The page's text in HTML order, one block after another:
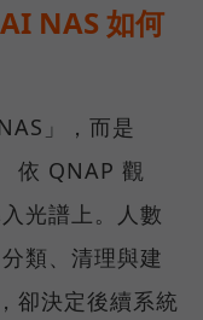
NAS 如何
」，而是
依 QNAP 觀
光譜上。人數
類、清理與建
卻決定後續系統